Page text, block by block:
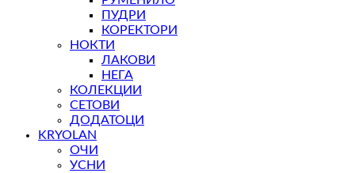
ПУДРИ
КОРЕКТОРИ
НОКТИ
ЛАКОВИ
НЕГА
КОЛЕКЦИИ
СЕТОВИ
ДОДАТОЦИ
KRYOLAN
ОЧИ
УСНИ